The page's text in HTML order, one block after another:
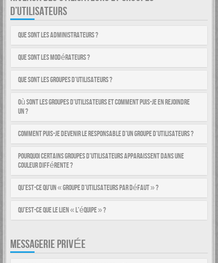
D’UTILISATEURS
Que sont les administrateurs ?
Que sont les modérateurs ?
Que sont les groupes d’utilisateurs ?
Où sont les groupes d’utilisateurs et comment puis-je en rejoindre
un ?
Comment puis-je devenir le responsable d’un groupe d’utilisateurs ?
Pourquoi certains groupes d’utilisateurs apparaissent dans une
couleur différente ?
Qu’est-ce qu’un « groupe d’utilisateurs par défaut » ?
Qu’est-ce que le lien « L’équipe » ?
MESSAGERIE PRIVÉE